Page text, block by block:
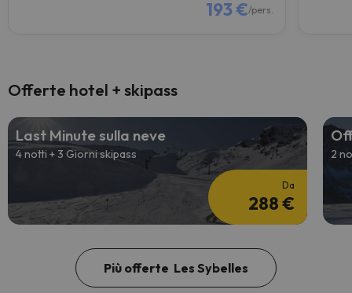
193 €/pers.
Offerte hotel + skipass
Last Minute sulla neve
4 notti + 3 Giorni skipass
Da
288 €
2
Più offerte Les Sybelles